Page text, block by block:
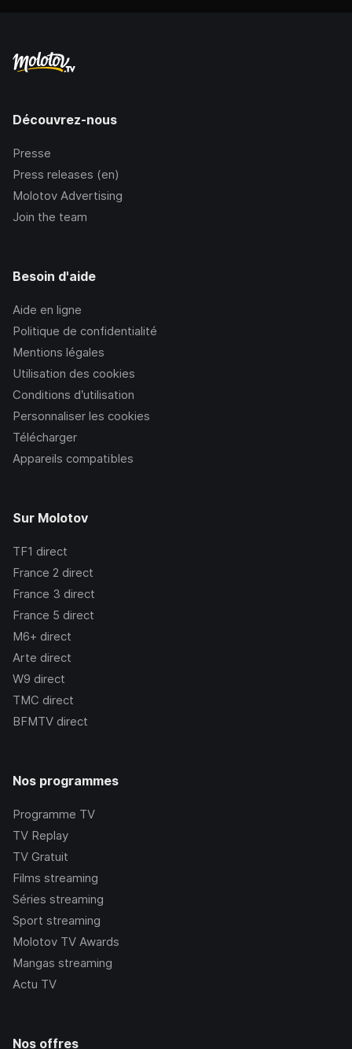
Découvrez-nous
Presse
Press releases (en)
Molotov Advertising
Join the team
Besoin d'aide
Aide en ligne
Politique de confidentialité
Mentions légales
Utilisation des cookies
Conditions d’utilisation
Personnaliser les cookies
Télécharger
Appareils compatibles
Sur Molotov
TF1 direct
France 2 direct
France 3 direct
France 5 direct
M6+ direct
Arte direct
W9 direct
TMC direct
BFMTV direct
Nos programmes
Programme TV
TV Replay
TV Gratuit
Films streaming
Séries streaming
Sport streaming
Molotov TV Awards
Mangas streaming
Actu TV
Nos offres